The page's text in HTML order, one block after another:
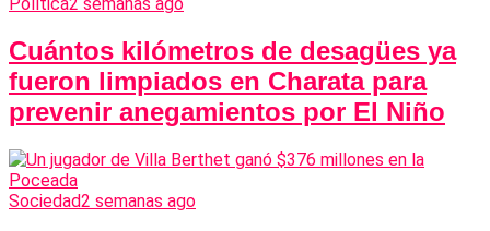
Cuántos kilómetros de desagües ya
fueron limpiados en Charata para
prevenir anegamientos por El Niño
Sociedad2 semanas ago